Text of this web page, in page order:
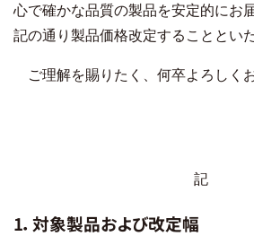
心で確かな品質の製品を安定的にお
記の通り製品価格改定することとい
ご理解を賜りたく、何卒よろしく
記
1．対象製品および改定幅